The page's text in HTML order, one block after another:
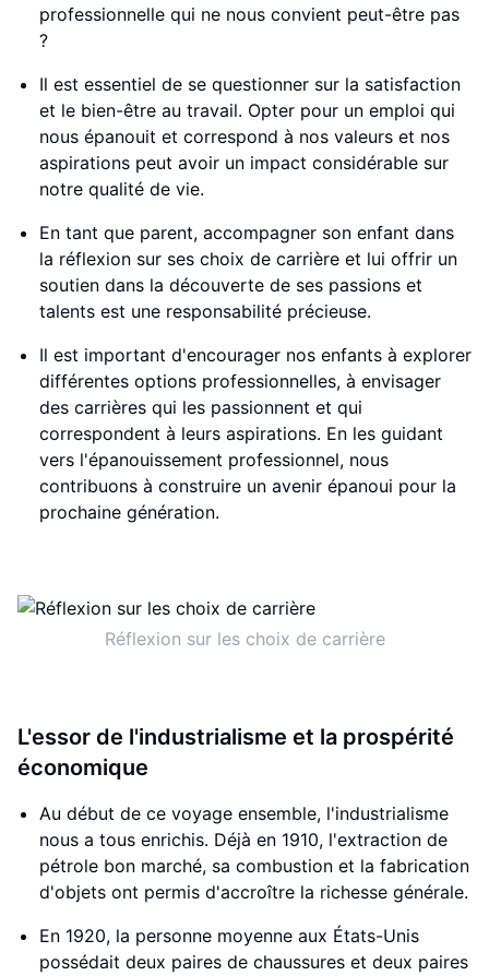
professionnelle qui ne nous convient peut-être pas
?
Il est essentiel de se questionner sur la satisfaction
et le bien-être au travail. Opter pour un emploi qui
nous épanouit et correspond à nos valeurs et nos
aspirations peut avoir un impact considérable sur
notre qualité de vie.
En tant que parent, accompagner son enfant dans
la réflexion sur ses choix de carrière et lui offrir un
soutien dans la découverte de ses passions et
talents est une responsabilité précieuse.
Il est important d'encourager nos enfants à explorer
différentes options professionnelles, à envisager
des carrières qui les passionnent et qui
correspondent à leurs aspirations. En les guidant
vers l'épanouissement professionnel, nous
contribuons à construire un avenir épanoui pour la
prochaine génération.
Réflexion sur les choix de carrière
L'essor de l'industrialisme et la prospérité
économique
Au début de ce voyage ensemble, l'industrialisme
nous a tous enrichis. Déjà en 1910, l'extraction de
pétrole bon marché, sa combustion et la fabrication
d'objets ont permis d'accroître la richesse générale.
En 1920, la personne moyenne aux États-Unis
possédait deux paires de chaussures et deux paires